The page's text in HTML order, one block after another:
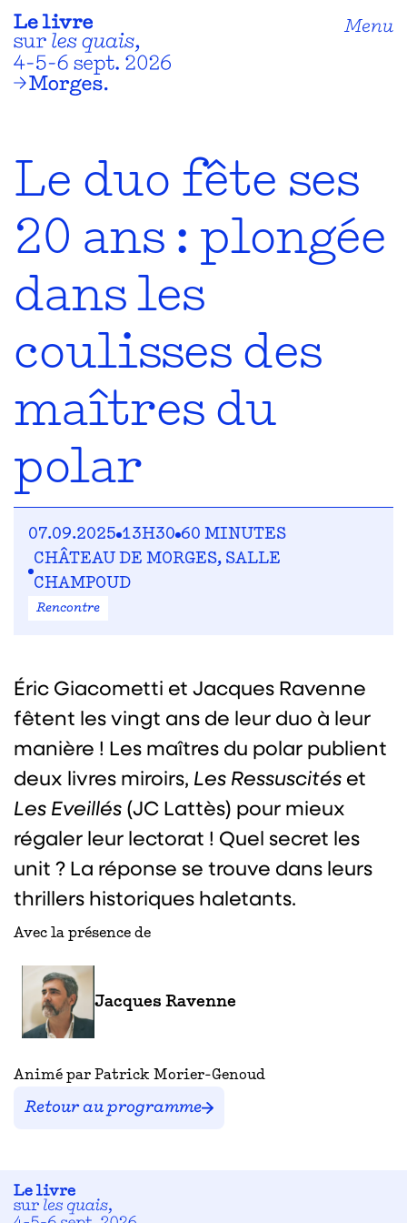
Menu
Le duo fête ses
20 ans : plongée
dans les
coulisses des
maîtres du
polar
07.09.2025 13H30 60 MINUTES
CHÂTEAU DE MORGES, SALLE
CHAMPOUD
Rencontre
Éric Giacometti et Jacques Ravenne
fêtent les vingt ans de leur duo à leur
manière ! Les maîtres du polar publient
deux livres miroirs, Les Ressuscités et
Les Eveillés (JC Lattès) pour mieux
régaler leur lectorat ! Quel secret les
unit ? La réponse se trouve dans leurs
thrillers historiques haletants.
Avec la présence de
Jacques Ravenne
Animé par Patrick Morier-Genoud
Retour au programme